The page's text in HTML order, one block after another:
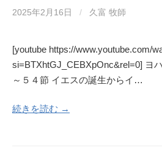
2025年2月16日 / 久富 牧師
[youtube https://www.youtube.com/
si=BTXhtGJ_CEBXpOnc&rel=0] ヨ
～５４節 イエスの誕生からイ…
続きを読む →